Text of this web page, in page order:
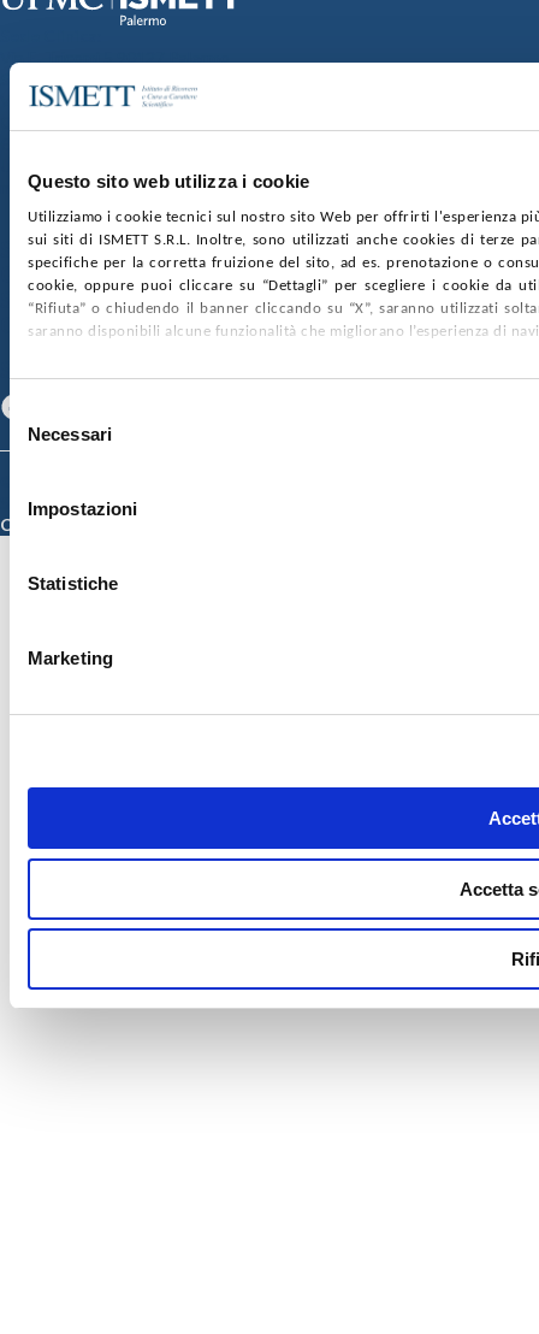
Questo sito web utilizza i cookie
Utilizziamo i cookie tecnici sul nostro sito Web per offrirti l'esperienza
sui siti di ISMETT S.R.L. Inoltre, sono utilizzati anche cookies di terze
specifiche per la corretta fruizione del sito, ad es. prenotazione o
cookie, oppure puoi cliccare su “Dettagli” per scegliere i cookie da
“Rifiuta” o chiudendo il banner cliccando su “X”, saranno utilizzati
saranno disponibili alcune funzionalità che migliorano l’esperienza di
Selezione
delNecessari
Impostazioni
Statistiche
Marketing
Accetta
Via Discesa dei Giudici 4 90133 Palermo
nr. REA PA-201818 P.I. 04544550827
SOCIETÀ TRASPARENTE WHISTLEBLOWING
GARE E CONTRATTIPRIVACYCOOKIE POLICY
SOSTIENICIMAPPA DEL SITOACCESSIBILITÀ
CONTATTI
Specializzazione)
Credits